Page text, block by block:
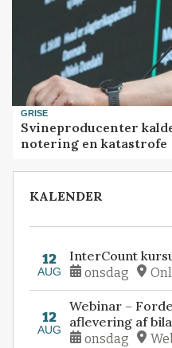
GRISE
Svineproducenter
notering en katastrofe
KALENDER
12
AUG
InterCount
onsdag
12
AUG
Webinar –
aflevering af
onsdag